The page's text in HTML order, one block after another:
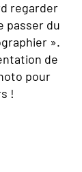
regarder
passer du
».
de
pour
!